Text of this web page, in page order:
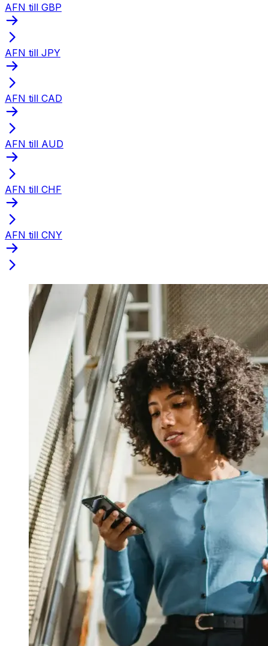
AFN till GBP
AFN till JPY
AFN till CAD
AFN till AUD
AFN till CHF
AFN till CNY